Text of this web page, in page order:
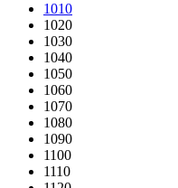
1010
1020
1030
1040
1050
1060
1070
1080
1090
1100
1110